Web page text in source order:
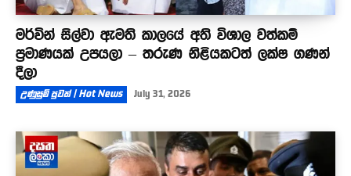
මර්වින් සිල්වා ඇමති කාලයේ අති විශාල වත්කම්
ප්‍රමාණයක් උපයලා – තරුණ නිළියකටත් ලක්ෂ ගණන්
දීලා
උණුසුම් පුවත් | Hot News July 31, 2026